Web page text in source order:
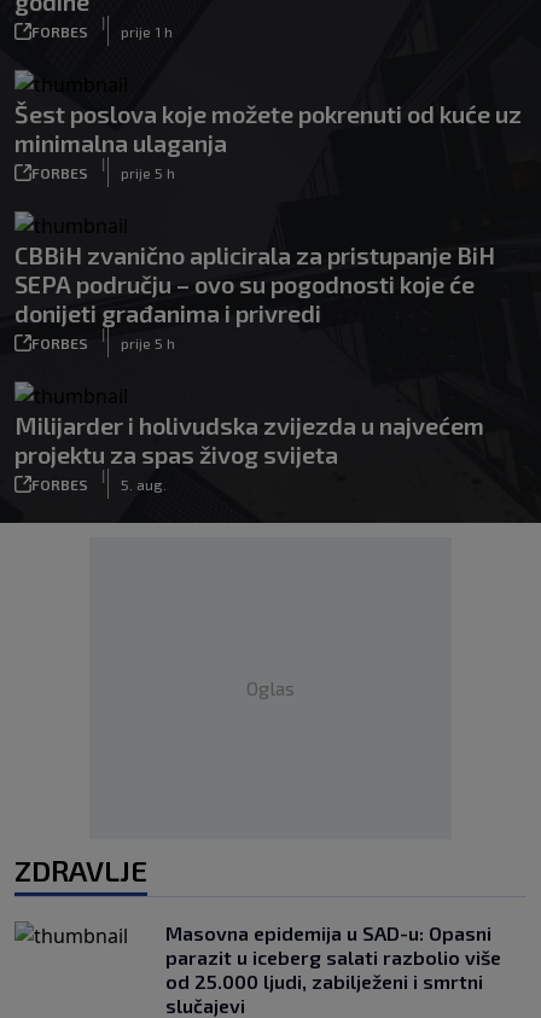
FORBES
|
prije 1 h
Šest poslova koje možete pokrenuti od kuće uz
minimalna ulaganja
FORBES
|
prije 5 h
CBBiH zvanično aplicirala za pristupanje BiH
SEPA području – ovo su pogodnosti koje će
donijeti građanima i privredi
FORBES
|
prije 5 h
Milijarder i holivudska zvijezda u najvećem
projektu za spas živog svijeta
FORBES
|
5. aug.
Oglas
ZDRAVLJE
Masovna epidemija u SAD-u: Opasni
parazit u iceberg salati razbolio više
od 25.000 ljudi, zabilježeni i smrtni
slučajevi